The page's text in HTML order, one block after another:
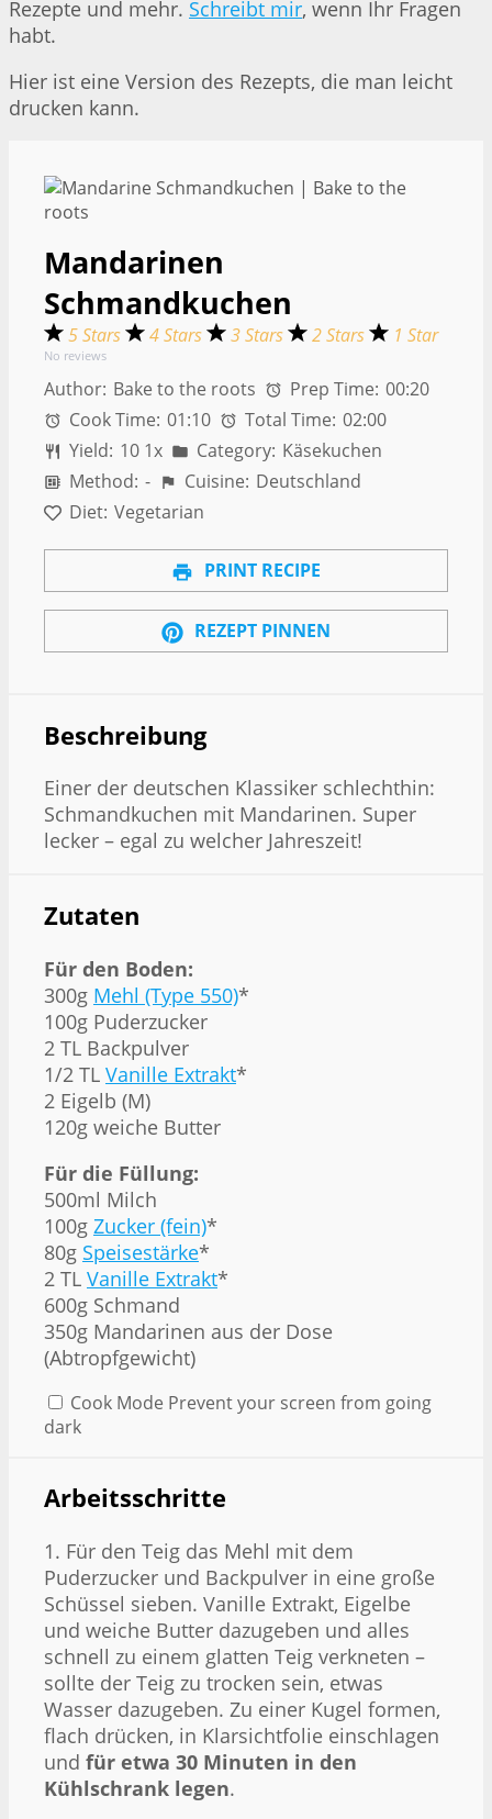
Rezepte und mehr. Schreibt mir, wenn Ihr Fragen
habt.
Hier ist eine Version des Rezepts, die man leicht
drucken kann.
Mandarinen
Schmandkuchen
5 Stars 4 Stars 3 Stars 2 Stars 1 Star
No reviews
Author: Bake to the roots Prep Time: 00:20
Cook Time: 01:10 Total Time: 02:00
Yield: 10 1x Category: Käsekuchen
Method: - Cuisine: Deutschland
Diet: Vegetarian
PRINT RECIPE
REZEPT PINNEN
Beschreibung
Einer der deutschen Klassiker schlechthin:
Schmandkuchen mit Mandarinen. Super
lecker – egal zu welcher Jahreszeit!
Zutaten
Für den Boden:
300g Mehl (Type 550)*
100g Puderzucker
2 TL Backpulver
1/2 TL Vanille Extrakt*
2 Eigelb (M)
120g weiche Butter
Für die Füllung:
500ml Milch
100g Zucker (fein)*
80g Speisestärke*
2 TL Vanille Extrakt*
600g Schmand
350g Mandarinen aus der Dose
(Abtropfgewicht)
Cook Mode Prevent your screen from going
dark
Arbeitsschritte
1. Für den Teig das Mehl mit dem
Puderzucker und Backpulver in eine große
Schüssel sieben. Vanille Extrakt, Eigelbe
und weiche Butter dazugeben und alles
schnell zu einem glatten Teig verkneten –
sollte der Teig zu trocken sein, etwas
Wasser dazugeben. Zu einer Kugel formen,
flach drücken, in Klarsichtfolie einschlagen
und für etwa 30 Minuten in den
Kühlschrank legen.